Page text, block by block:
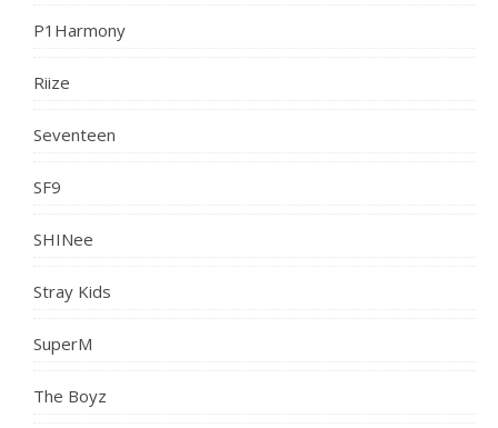
P1Harmony
Riize
Seventeen
SF9
SHINee
Stray Kids
SuperM
The Boyz